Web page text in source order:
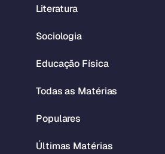
Literatura
Sociologia
Educação Física
Todas as Matérias
Populares
Últimas Matérias